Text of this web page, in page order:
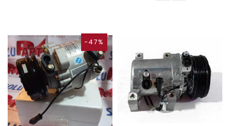
-47%